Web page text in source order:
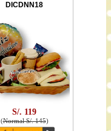
DICDNN18
S/. 119
(Normal S/. 145)